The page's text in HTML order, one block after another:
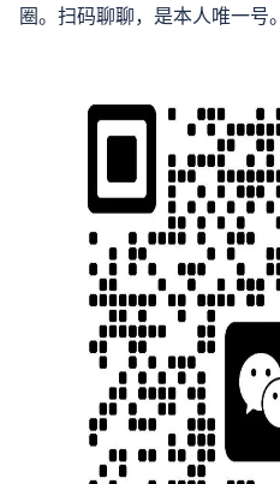
圈。扫码聊聊，是本人唯一号。